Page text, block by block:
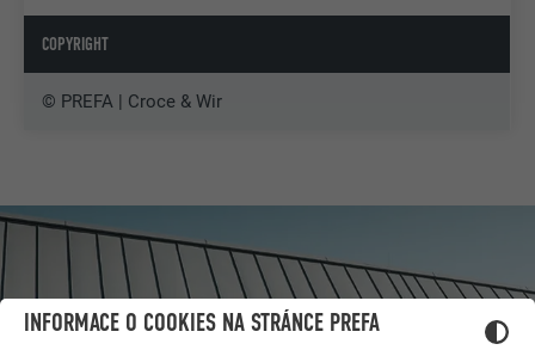
INFORMACE O COOKIES NA STRÁNCE PREFA
COPYRIGHT
© PREFA | Croce & Wir